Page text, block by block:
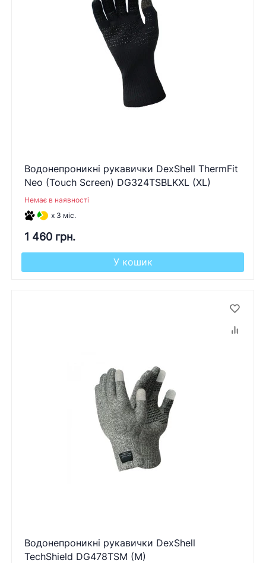
Водонепроникні рукавички DexShell ThermFit
Neo (Touch Screen) DG324TSBLKXL (XL)
Немає в наявності
x 3 міс.
1 460 грн.
У кошик
Водонепроникні рукавички DexShell
TechShield DG478TSM (M)